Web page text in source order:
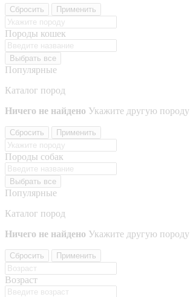
Сбросить Применить
Породы кошек
Выбрать все
Популярные
Каталог пород
Ничего не найдено Укажите другую породу
Сбросить Применить
Породы собак
Выбрать все
Популярные
Каталог пород
Ничего не найдено Укажите другую породу
Сбросить Применить
Возраст